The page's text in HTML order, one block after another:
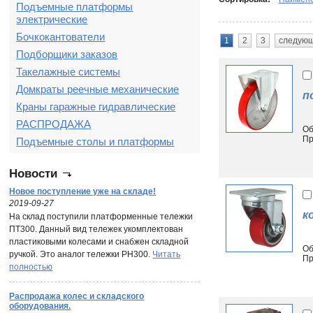
Подъемные платформы
электрические
Бочкокантователи
Подборщики заказов
Такелажные системы
Домкраты реечные механические
Краны гаражные гидравлические
РАСПРОДАЖА
Подъемные столы и платформы
Новости
Новое поступление уже на складе!
2019-09-27
На склад поступили платформенные тележки
ПТ300. Данный вид тележек укомплектован
пластиковыми колесами и снабжен складной
ручкой. Это аналог тележки PH300. Читать
полностью
Распродажа колес и складского
оборудования.
1 2 3